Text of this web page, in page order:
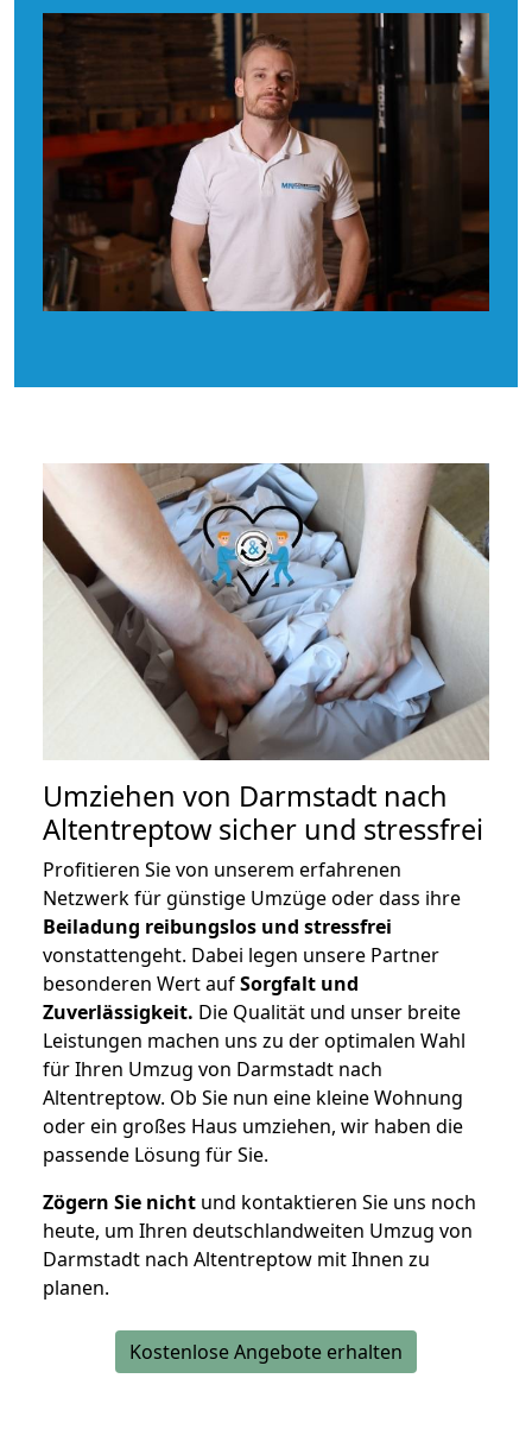
Umziehen von Darmstadt nach
Altentreptow sicher und stressfrei
Profitieren Sie von unserem erfahrenen
Netzwerk für günstige Umzüge oder dass ihre
Beiladung reibungslos und stressfrei
vonstattengeht. Dabei legen unsere Partner
besonderen Wert aufSorgfalt und
Zuverlässigkeit. Die Qualität und unser breite
Leistungen machen uns zu der optimalen Wahl
für Ihren Umzug von Darmstadt nach
Altentreptow. Ob Sie nun eine kleine Wohnung
oder ein großes Haus umziehen, wir haben die
passende Lösung für Sie.
Zögern Sie nicht und kontaktieren Sie uns noch
heute, um Ihren deutschlandweiten Umzug von
Darmstadt nach Altentreptow mit Ihnen zu
planen.
Kostenlose Angebote erhalten